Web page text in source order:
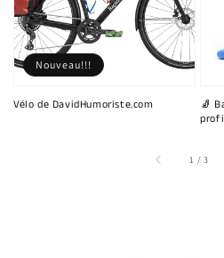
Vélo de DavidHumoriste.com
Nouveau!!!
🧦
1 /sur
3